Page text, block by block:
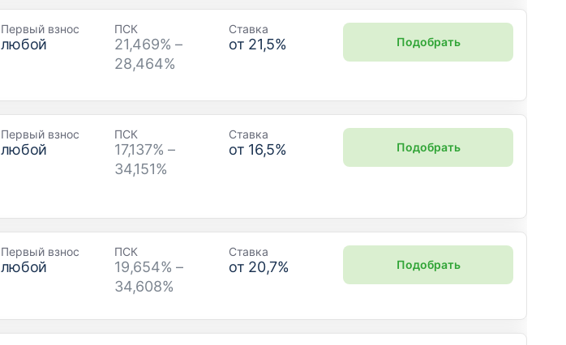
Первый взнос
любой
ПСК
21,469% –
28,464%
Ставка
от 21,5% Подобрать
Первый взнос
любой
ПСК
17,137% –
34,151%
Ставка
от 16,5% Подобрать
Первый взнос
любой
ПСК
19,654% –
34,608%
Ставка
от 20,7% Подобрать